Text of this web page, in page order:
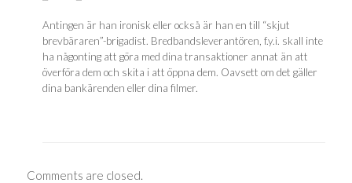
Antingen är han ironisk eller också är han en till “skjut
brevbäraren”-brigadist. Bredbandsleverantören, f.y.i. skall inte
ha någonting att göra med dina transaktioner annat än att
överföra dem och skita i att öppna dem. Oavsett om det gäller
dina bankärenden eller dina filmer.
Comments are closed.